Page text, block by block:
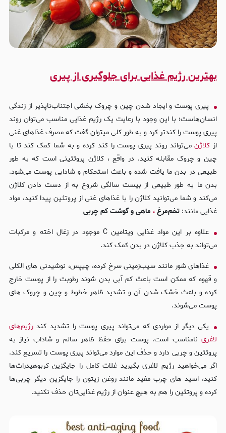
بهترین رژیم غذایی برای جلوگیری از پیری
پیری پوست و ایجاد شدن چین و چروک بخشی اجتناب‌ناپذیر از زندگی
انسان‌هاست؛ با این وجود با رعایت یک رژیم غذایی مناسب می‌توان روند
پیری پوست را کندتر کرد و به طور کلی میتوان گفت که مصرف غذاهای غنی
از کلاژنمی‌تواند روند پیری پوست را کند کرده و به شما کمک کند تا با
چین و چروک مقابله کنید. در واقع ، کلاژن پروتئینی است که به طور
طبیعی در بدن ما یافت شده و باعث استحکام و شادابی پوست می‌شود.
بدن ما به طور طبیعی از بیست سالگی شروع به از دست دادن کلاژن
می‌کند و شما می‌توانید کلاژن را با غذاهای غنی از پروتئین پیدا کنید، مواد
غذایی مانند: تخم‌مرغ، ماهی و گوشت کم چربی
علاوه بر این مواد غذایی ویتامین C موجود در زغال اخته و مرکبات
می‌تواند به جذب کلاژن در بدن کمک کند.
غذاهای شور مانند سیب‌زمینی سرخ کرده، چیپس، نوشیدنی های الکلی
و قهوه که ممکن است باعث کم آبی بدن شوند رطوبت را از پوست خارج
کرده و باعث خشک شدن آن و تشدید ظاهر خطوط و چین و چروک های
پوست می‌شوند.
یکی دیگر از مواردی که می‌تواند پیری پوست را تشدید کندرژیم‌های
لاغرینامناسب است. پوست برای حفظ ظاهر سالم و شاداب نیاز به
پروتئین و چربی دارد و حذف این موارد می‌تواند پیری پوست را تسریع کند.
اگر می‌خواهید رژیم لاغری بگیرید غلات کامل را جایگزین کربوهیدرات‌ها
کنید، اسید های چرب مفید مانند روغن زیتون را جایگزین دیگر چربی‌ها
کرده و پروتئین را هم به هیچ عنوان از رژیم غذایی‌تان حذف نکنید.